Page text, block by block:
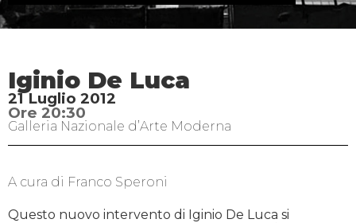
Iginio De Luca
21 Luglio 2012
Ore 20:30
Galleria Nazionale d’Arte Moderna
A cura di Franco Speroni
Questo nuovo intervento di Iginio De Luca si